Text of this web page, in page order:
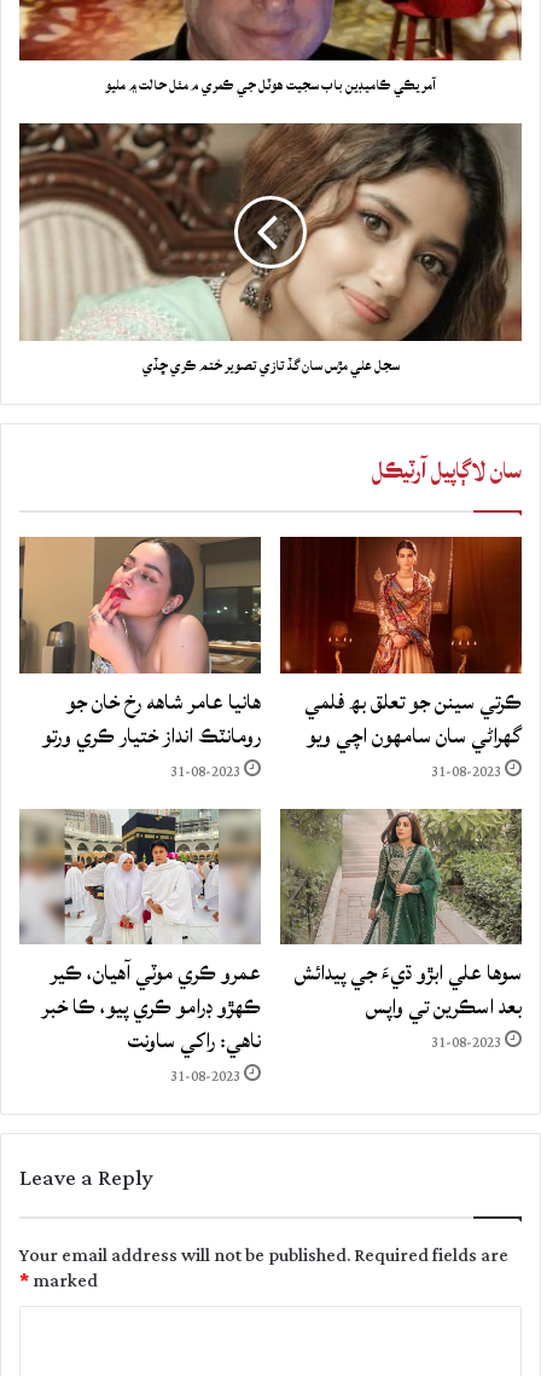
آمريڪي ڪاميڊين باب سجيت هوٽل جي ڪمري م مئل حالت ۾ مليو
سجل علي مڙس سان گڏ تازي تصوير ختم ڪري ڇڏي
سان لاڳاپيل آرٽيڪل
ڪرتي سينن جو تعلق بھ فلمي
گهراڻي سان سامهون اچي ويو
31-08-2023
هانيا عامر شاهه رخ خان جو
رومانٽڪ انداز ختيار ڪري ورتو
31-08-2023
سوها علي ابڙو ڌيءَ جي پيدائش
بعد اسڪرين تي واپس
31-08-2023
عمرو ڪري موٽي آهيان، ڪير
ڪهڙو ڊرامو ڪري پيو، ڪا خبر
ناهي: راکي ساونت
31-08-2023
Leave a Reply
Your email address will not be published.Required fields are
marked
*